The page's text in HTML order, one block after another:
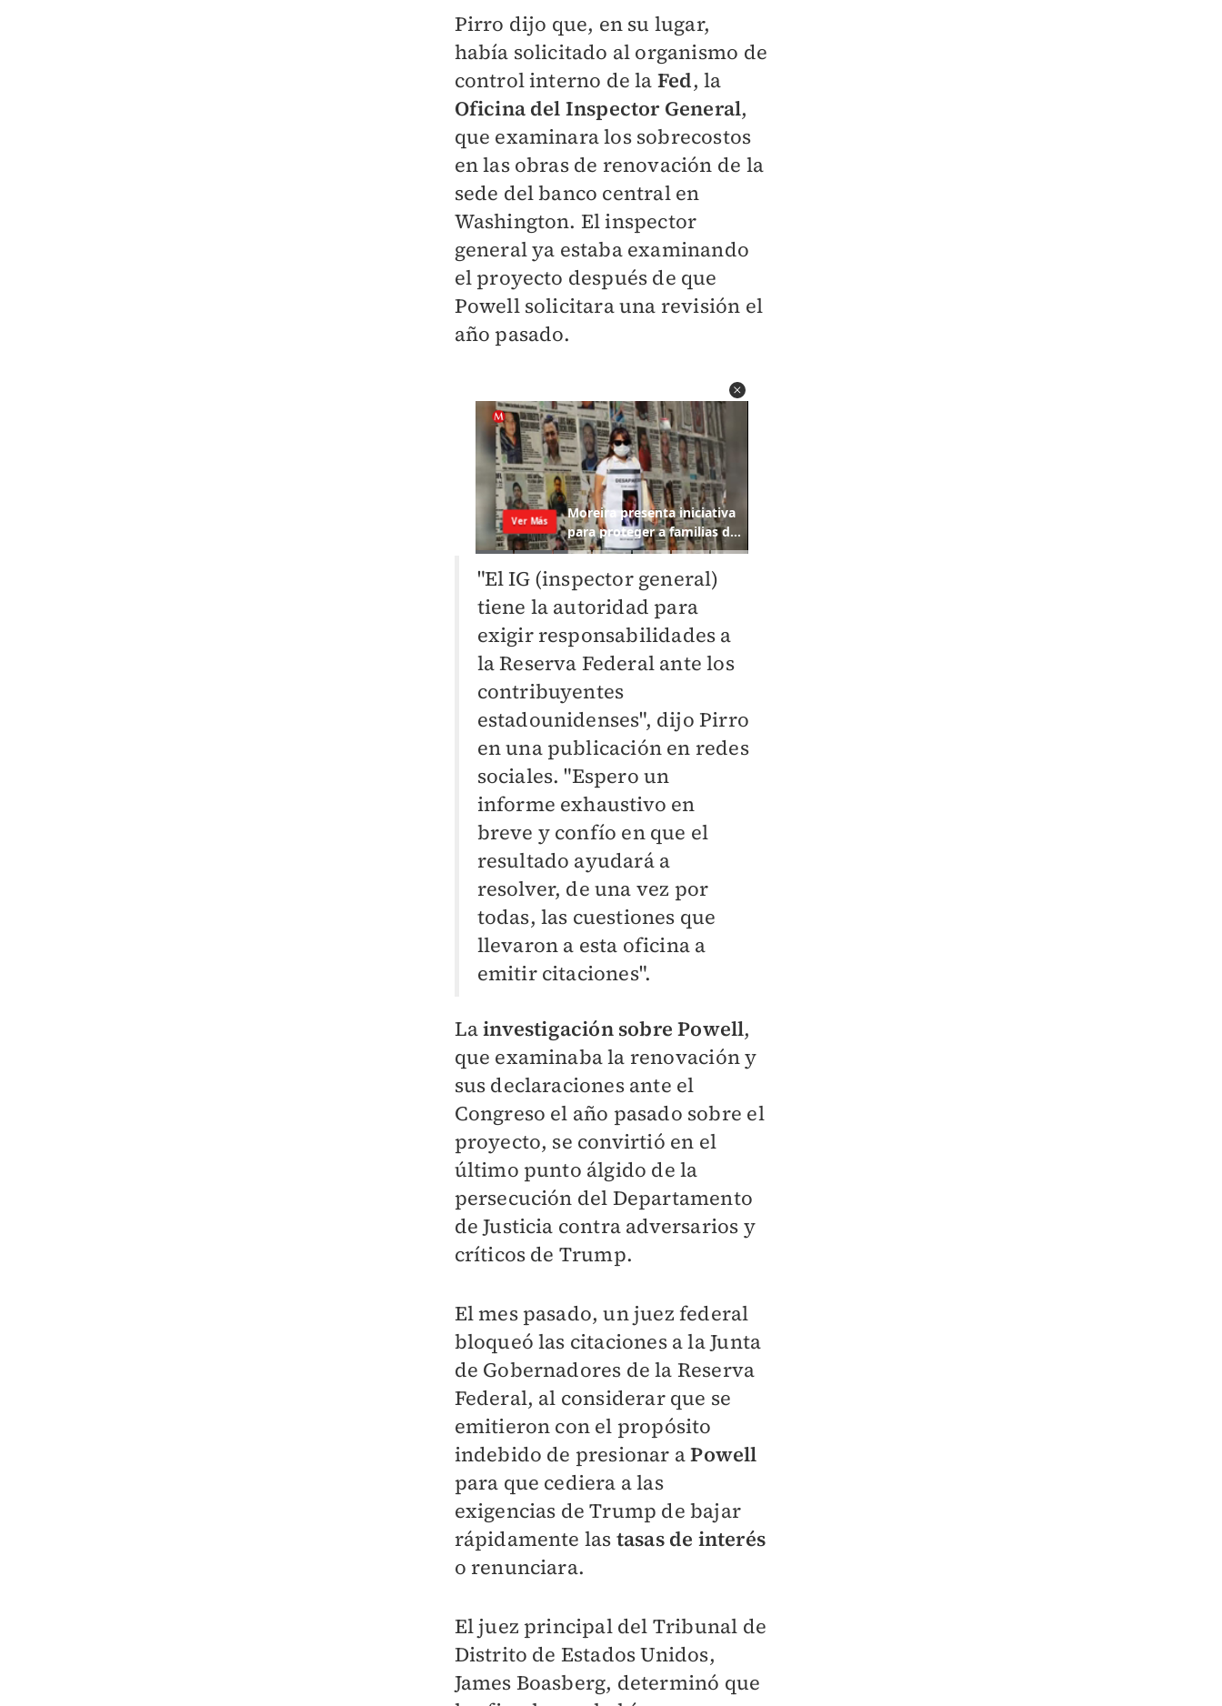
Pirro dijo que, en su lugar,
había solicitado al organismo de
control interno de la Fed, la
Oficina del Inspector General,
que examinara los sobrecostos
en las obras de renovación de la
sede del banco central en
Washington. El inspector
general ya estaba examinando
el proyecto después de que
Powell solicitara una revisión el
año pasado.
"El IG (inspector general)
tiene la autoridad para
exigir responsabilidades a
la Reserva Federal ante los
contribuyentes
estadounidenses", dijo Pirro
en una publicación en redes
sociales. "Espero un
informe exhaustivo en
breve y confío en que el
resultado ayudará a
resolver, de una vez por
todas, las cuestiones que
llevaron a esta oficina a
emitir citaciones".
Lainvestigación sobre Powell,
que examinaba la renovación y
sus declaraciones ante el
Congreso el año pasado sobre el
proyecto, se convirtió en el
último punto álgido de la
persecución del Departamento
de Justicia contra adversarios y
críticos de Trump.
El mes pasado, un juez federal
bloqueó las citaciones a la Junta
de Gobernadores de la Reserva
Federal, al considerar que se
emitieron con el propósito
indebido de presionar aPowell
para que cediera a las
exigencias de Trump de bajar
rápidamente las tasas de interés
o renunciara.
El juez principal del Tribunal de
Distrito de Estados Unidos,
James Boasberg, determinó que